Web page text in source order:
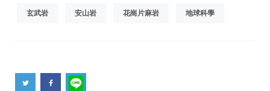
玄武岩 安山岩 花崗片麻岩 地球科學